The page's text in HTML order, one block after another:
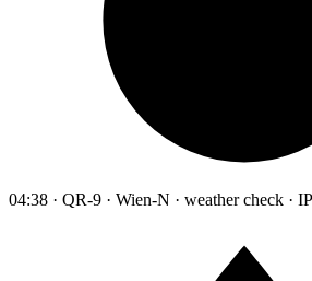
04:38 · QR-9 · Wien-N · weather check ·